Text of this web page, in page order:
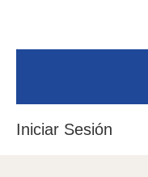
Iniciar Sesión